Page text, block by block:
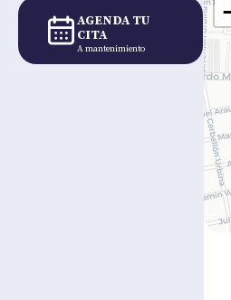
AGENDA TU
CITA
A mantenimiento